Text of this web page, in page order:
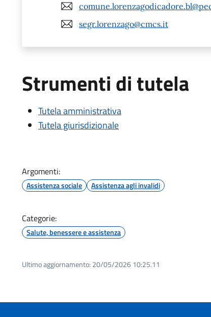
segr.lorenzago@cmcs.it
Strumenti di tutela
Tutela amministrativa
Tutela giurisdizionale
Argomenti:
Assistenza sociale Assistenza agli invalidi
Categorie:
Salute, benessere e assistenza
Ultimo aggiornamento: 20/05/2026 10:25.11